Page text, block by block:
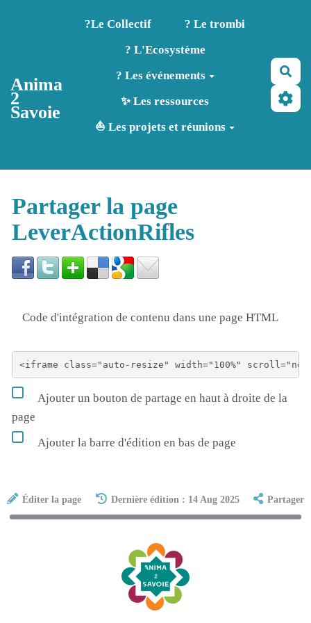
Aller au contenu principal
Anima
2
Savoie
?️Le Collectif
? Le trombi
? L'Ecosystème
? Les événements
✨ Les ressources
⛵ Les projets et réunions
Partager la page
LeverActionRifles
Code d'intégration de contenu dans une page HTML
Ajouter un bouton de partage en haut à droite de la
page
Ajouter la barre d'édition en bas de page
Éditer la page Dernière édition : 14 Aug 2025 Partager